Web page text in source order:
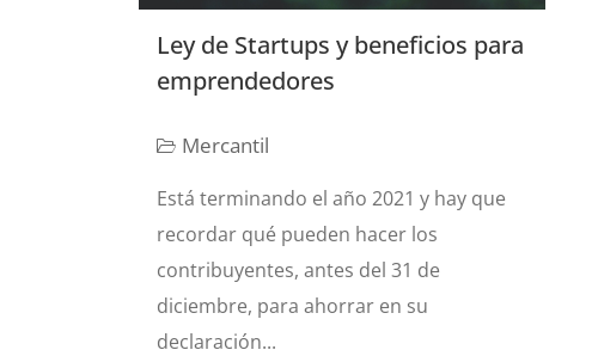
Ley de Startups y beneficios para
emprendedores
Mercantil
Está terminando el año 2021 y hay que
recordar qué pueden hacer los
contribuyentes, antes del 31 de
diciembre, para ahorrar en su
declaración...